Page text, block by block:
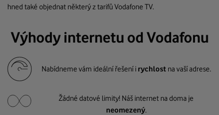
hned také objednat některý z tarifů Vodafone TV.
Výhody internetu od Vodafonu
Nabídneme vám ideální řešení i rychlost na vaší adrese.
Žádné datové limity! Náš internet na doma je
neomezený.